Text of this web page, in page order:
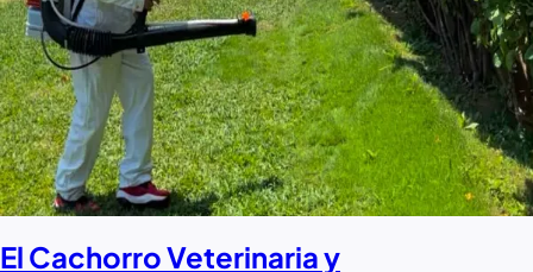
El Cachorro Veterinaria y